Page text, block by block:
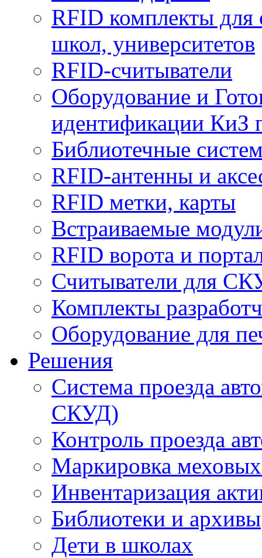
RFID комплекты для
школ, университетов
RFID-считыватели
Оборудование и
идентификации
Библиотечные
RFID-антенны и
RFID метки, карты
Встраиваемые
RFID ворота и
Считыватели для
Комплекты
Оборудование для
Решения
Система проезда
СКУД)
Контроль проезда
Маркировка
Инвентаризация
Библиотеки и архивы
Дети в школах